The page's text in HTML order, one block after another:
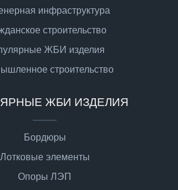
инфраструктура
строительство
ЖБИ изделия
строительство
ЖБИ ИЗДЕЛИЯ
Бордюры
Лотковые элементы
Опоры ЛЭП